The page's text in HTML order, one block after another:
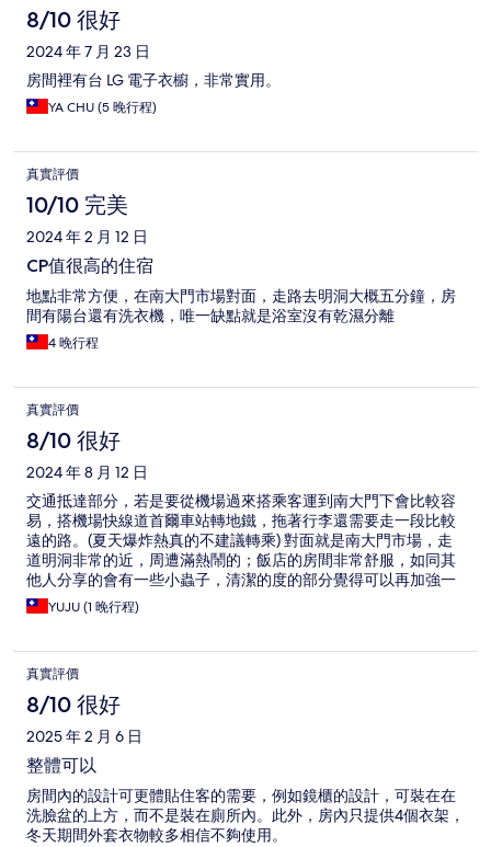
8/10 很好
2024 年 7 月 23 日
房間裡有台 LG 電子衣櫥，非常實用。
YA CHU (5 晚行程)
真實評價
10/10 完美
2024 年 2 月 12 日
CP值很高的住宿
地點非常方便，在南大門市場對面，走路去明洞大概五分鐘，房
間有陽台還有洗衣機，唯一缺點就是浴室沒有乾濕分離
4 晚行程
真實評價
8/10 很好
2024 年 8 月 12 日
交通抵達部分，若是要從機場過來搭乘客運到南大門下會比較容
易，搭機場快線道首爾車站轉地鐵，拖著行李還需要走一段比較
遠的路。(夏天爆炸熱真的不建議轉乘) 對面就是南大門市場，走
道明洞非常的近，周遭滿熱鬧的；飯店的房間非常舒服，如同其
他人分享的會有一些小蟲子，清潔的度的部分覺得可以再加強一
些些。 房間的格局方正、有洗衣機、烘衣機等非常便利，就這個
價格來說，四人房的價格成人居住其實非常划算。
YUJU (1 晚行程)
真實評價
8/10 很好
2025 年 2 月 6 日
整體可以
房間內的設計可更體貼住客的需要，例如鏡櫃的設計，可裝在在
洗臉盆的上方，而不是裝在廁所內。此外，房內只提供4個衣架，
冬天期間外套衣物較多相信不夠使用。